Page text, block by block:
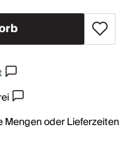
Mengen oder Lieferzeiten